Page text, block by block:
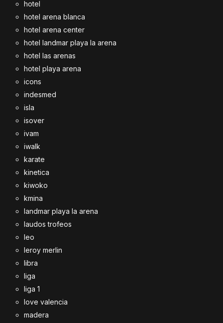
hotel
hotel arena blanca
hotel arena center
hotel landmar playa la arena
hotel las arenas
hotel playa arena
icons
indesmed
isla
isover
ivam
iwalk
karate
kinetica
kiwoko
kmina
landmar playa la arena
laudos trofeos
leo
leroy merlin
libra
liga
liga 1
love valencia
madera